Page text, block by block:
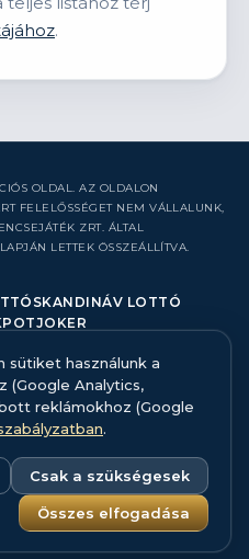
.
OLDAL. AZ OLDALON
FELELŐSSÉGET NEM VÁLLALUNK,
ZRT. ÁLTAL
LETTEK ÖSSZEÁLLÍTVA.
SKANDINÁV LOTTÓ
JOKER
sütiket használunk a
(Google Analytics,
reklámokhoz (Google
.
Csak a szükségesek
Összes elfogadása